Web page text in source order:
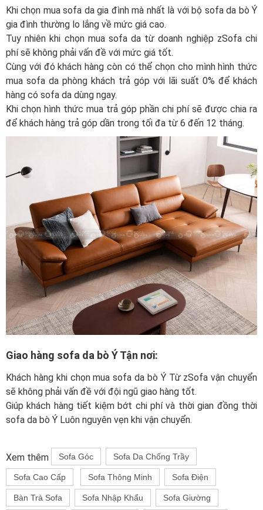
Khi chọn mua sofa da gia đình mà nhất là với bộ sofa da bò Ý
gia đình thường lo lắng về mức giá cao.
Tuy nhiên khi chọn mua sofa da từ doanh nghiệp zSofa chi
phí sẽ không phải vấn đề với mức giá tốt.
Cùng với đó khách hàng còn có thể chọn cho mình hình thức
mua sofa da phòng khách trả góp với lãi suất 0% để khách
hàng có sofa da dùng ngay.
Khi chọn hình thức mua trả góp phần chi phí sẽ được chia ra
để khách hàng trả góp dần trong tối đa từ 6 đến 12 tháng.
Giao hàng sofa da bò Ý Tận nơi:
Khách hàng khi chọn mua sofa da bò Ý Từ zSofa vận chuyển
sẽ không phải vấn đề với đội ngũ giao hàng tốt.
Giúp khách hàng tiết kiệm bớt chi phí và thời gian đồng thời
sofa da bò Ý Luôn nguyên vẹn khi vận chuyển.
Xem thêm Sofa Góc Sofa Da Chống Trầy
Sofa Cao Cấp Sofa Thông Minh Sofa Điện
Bàn Trà Sofa Sofa Nhập Khẩu Sofa Giường